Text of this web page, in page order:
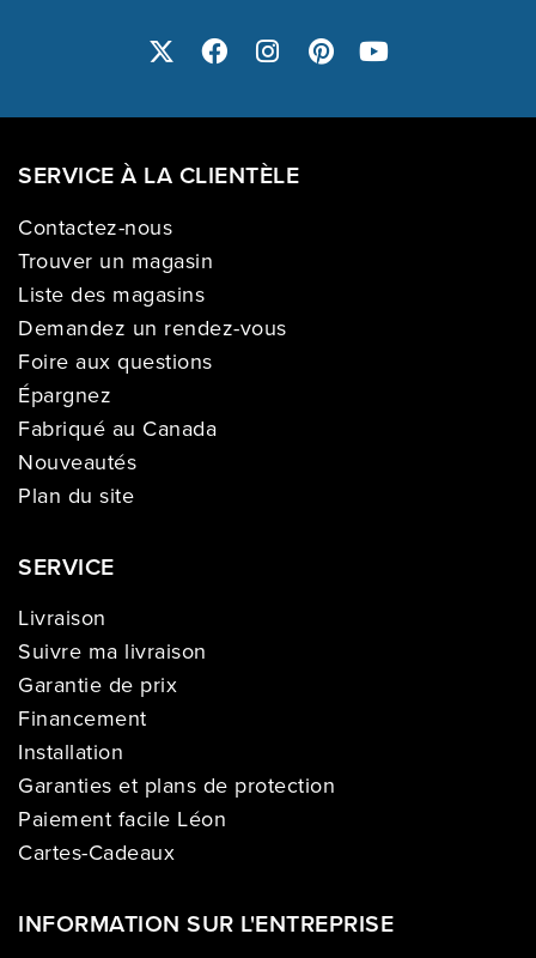
SERVICE À LA CLIENTÈLE
Contactez-nous
Trouver un magasin
Liste des magasins
Demandez un rendez-vous
Foire aux questions
Épargnez
Fabriqué au Canada
Nouveautés
Plan du site
SERVICE
Livraison
Suivre ma livraison
Garantie de prix
Financement
Installation
Garanties et plans de protection
Paiement facile Léon
Cartes-Cadeaux
INFORMATION SUR L'ENTREPRISE